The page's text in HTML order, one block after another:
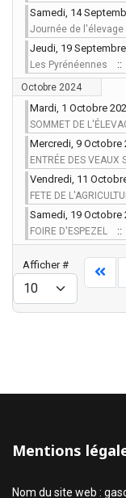
Samedi, 14
Journée de l'élevage
Jeudi, 19
Les Pyrénéennes ::
Octobre 2024
Mardi, 1 Octobre
SOMMET DE
Mercredi, 9 Octobre
ENTRÉE DES VEAUX
Vendredi, 11
FETE DE
Samedi, 19 Octobre
FOIRE D'ESPEZEL ::
Afficher #
Mentions
Nom du site web :